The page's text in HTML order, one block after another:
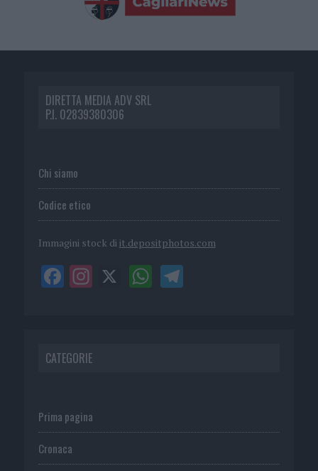
DIRETTA MEDIA ADV SRL
P.I. 02839380306
Chi siamo
Codice etico
Immagini stock di it.depositphotos.com
CATEGORIE
Prima pagina
Cronaca